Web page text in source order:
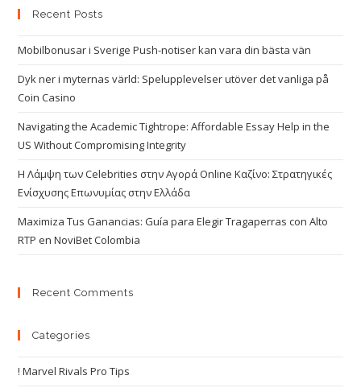
Recent Posts
Mobilbonusar i Sverige Push-notiser kan vara din bästa vän
Dyk ner i myternas värld: Spelupplevelser utöver det vanliga på
Coin Casino
Navigating the Academic Tightrope: Affordable Essay Help in the
US Without Compromising Integrity
Η Λάμψη των Celebrities στην Αγορά Online Καζίνο: Στρατηγικές
Ενίσχυσης Επωνυμίας στην Ελλάδα
Maximiza Tus Ganancias: Guía para Elegir Tragaperras con Alto
RTP en NoviBet Colombia
Recent Comments
Categories
! Marvel Rivals Pro Tips